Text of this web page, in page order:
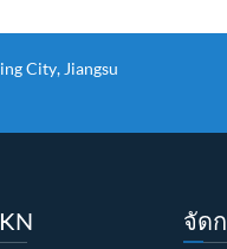
City, Jiangsu
จัด